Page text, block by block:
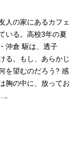
人の家にあるカフェ
いる。高校3年の夏
沖倉 駆は、透子
る。もし、あらかじ
を望むのだろう? 感
胸の中に、放ってお